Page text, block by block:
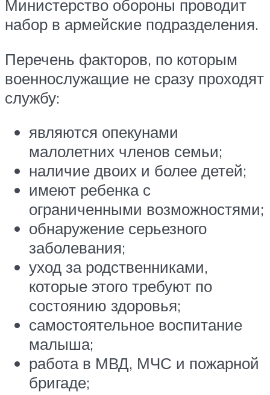
Министерство обороны проводит
набор в армейские подразделения.
Перечень факторов, по которым
военнослужащие не сразу проходят
службу:
являются опекунами
малолетних членов семьи;
наличие двоих и более детей;
имеют ребенка с
ограниченными возможностями;
обнаружение серьезного
заболевания;
уход за родственниками,
которые этого требуют по
состоянию здоровья;
самостоятельное воспитание
малыша;
работа в МВД, МЧС и пожарной
бригаде;